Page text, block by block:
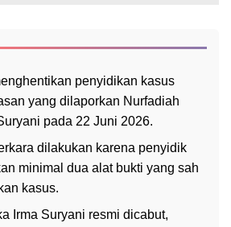
penyidikan kasus
yang dilaporkan Nurfadiah
pada 22 Juni 2026.
dilakukan karena penyidik
minimal dua alat bukti yang sah
kasus.
Irma Suryani resmi dicabut,